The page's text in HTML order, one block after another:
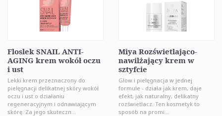
Floslek SNAIL ANTI-
AGING krem wokół oczu
i ust
Lekki krem przeznaczony do
pielęgnacji delikatnej skóry wokół
oczu i ust o działaniu
regeneracyjnym i odnawiającym
skórę. Za jego skuteczn...
Miya Rozświetlająco-
nawilżający krem w
sztyfcie
Glow i pielęgnacja w jednej
formule - działa jak krem, daje
efekt, jak naturalny, delikatny
rozświetlacz. Ten kosmetyk to
sposób na promi...